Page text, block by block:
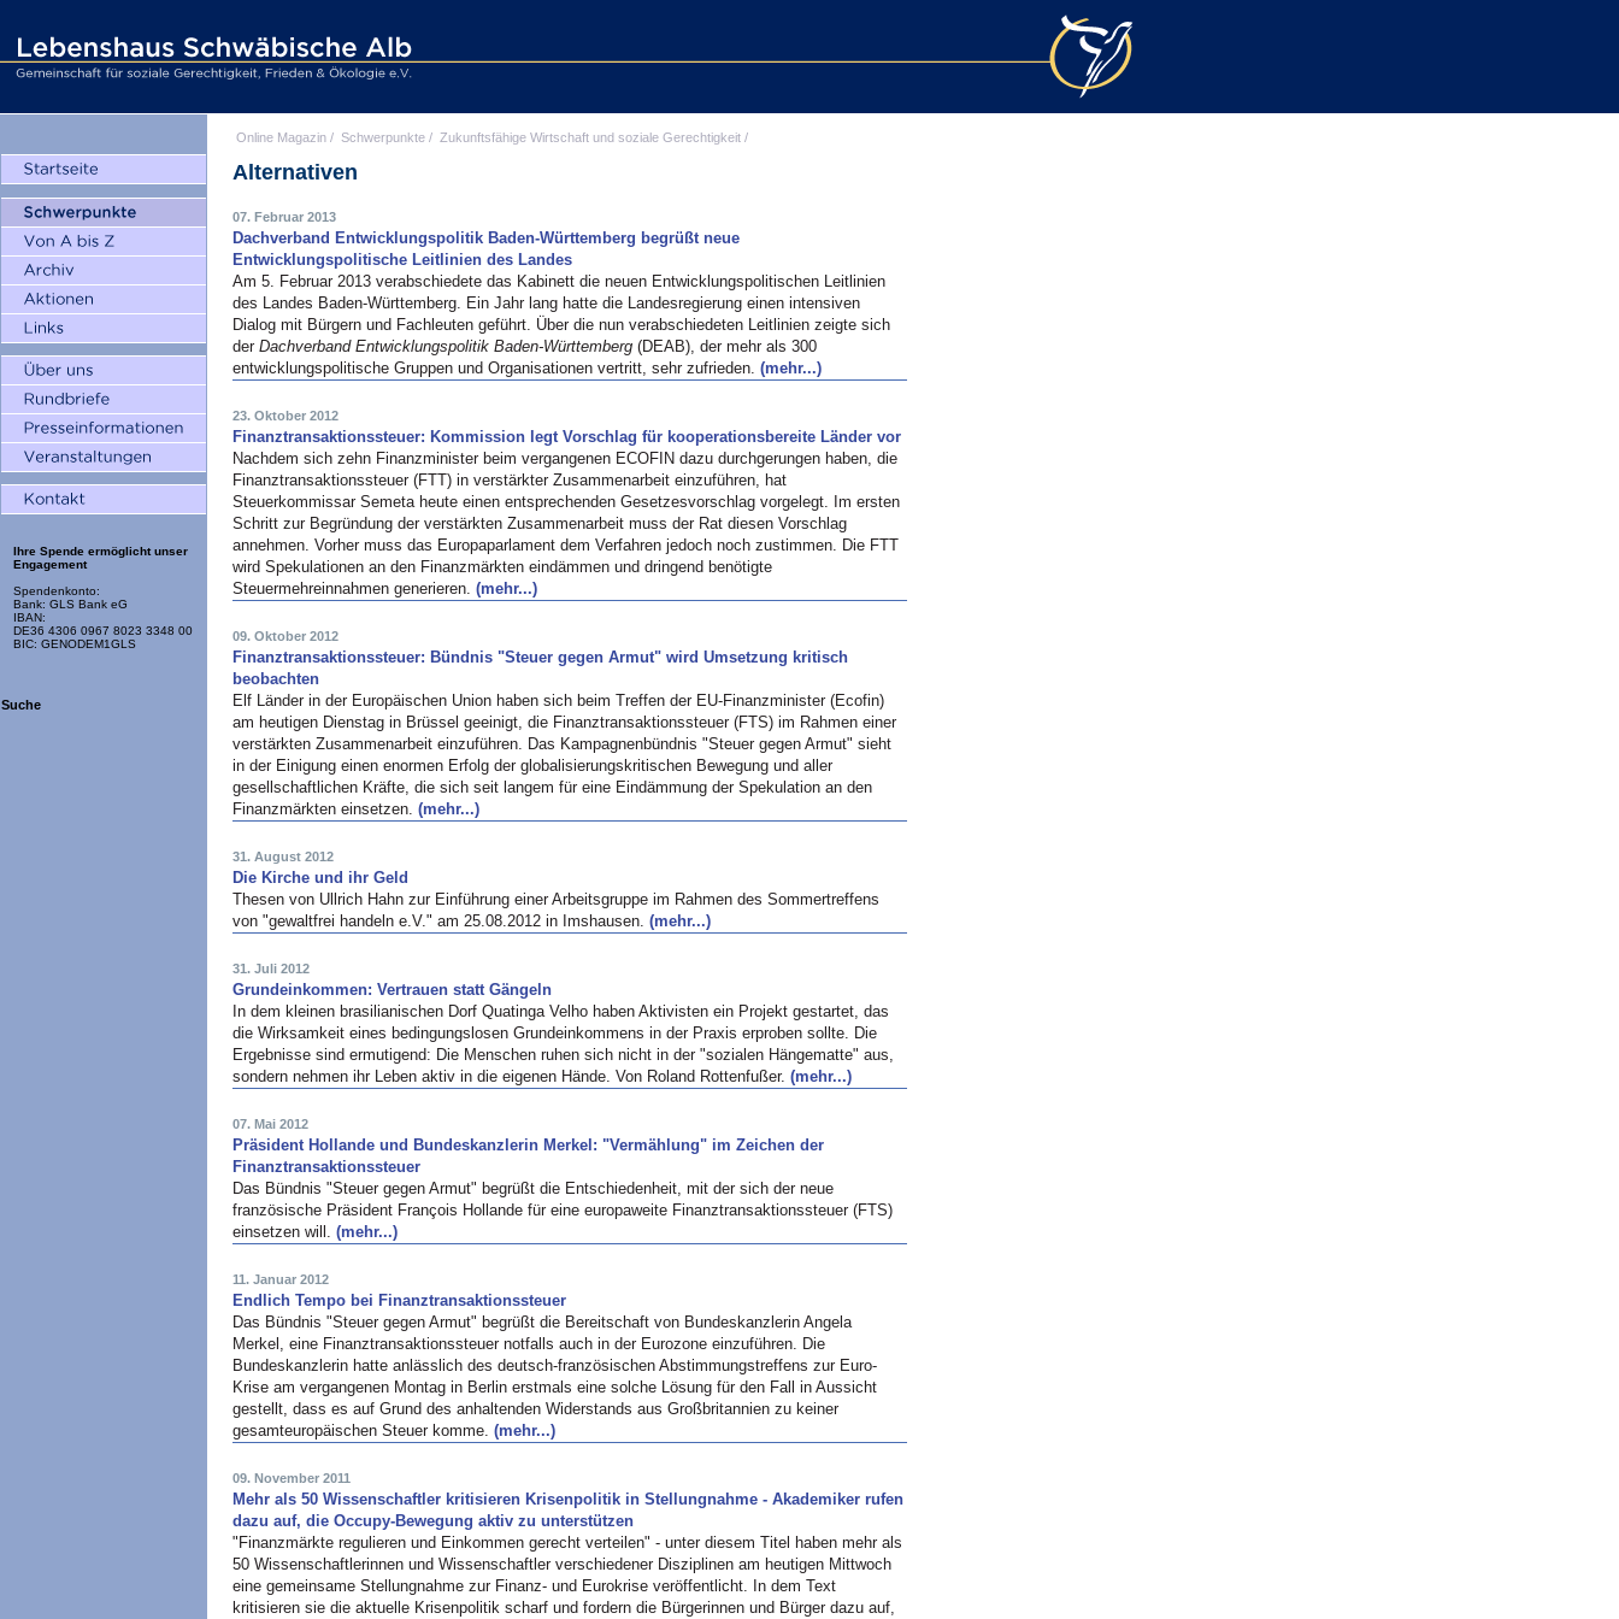
Ihre Spende ermöglicht unser
Engagement
Spendenkonto:
Bank: GLS Bank eG
IBAN:
DE36 4306 0967 8023 3348 00
BIC: GENODEM1GLS
Suche
Online Magazin / Schwerpunkte / Zukunftsfähige Wirtschaft und soziale Gerechtigkeit /
Alternativen
07. Februar 2013
Dachverband Entwicklungspolitik Baden-Württemberg begrüßt neue
Entwicklungspolitische Leitlinien des Landes
Am 5. Februar 2013 verabschiedete das Kabinett die neuen Entwicklungspolitischen Leitlinien
des Landes Baden-Württemberg. Ein Jahr lang hatte die Landesregierung einen intensiven
Dialog mit Bürgern und Fachleuten geführt. Über die nun verabschiedeten Leitlinien zeigte sich
der Dachverband Entwicklungspolitik Baden-Württemberg (DEAB), der mehr als 300
entwicklungspolitische Gruppen und Organisationen vertritt, sehr zufrieden. (mehr...)
23. Oktober 2012
Finanztransaktionssteuer: Kommission legt Vorschlag für kooperationsbereite Länder vor
Nachdem sich zehn Finanzminister beim vergangenen ECOFIN dazu durchgerungen haben, die
Finanztransaktionssteuer (FTT) in verstärkter Zusammenarbeit einzuführen, hat
Steuerkommissar Semeta heute einen entsprechenden Gesetzesvorschlag vorgelegt. Im ersten
Schritt zur Begründung der verstärkten Zusammenarbeit muss der Rat diesen Vorschlag
annehmen. Vorher muss das Europaparlament dem Verfahren jedoch noch zustimmen. Die FTT
wird Spekulationen an den Finanzmärkten eindämmen und dringend benötigte
Steuermehreinnahmen generieren. (mehr...)
09. Oktober 2012
Finanztransaktionssteuer: Bündnis "Steuer gegen Armut" wird Umsetzung kritisch
beobachten
Elf Länder in der Europäischen Union haben sich beim Treffen der EU-Finanzminister (Ecofin)
am heutigen Dienstag in Brüssel geeinigt, die Finanztransaktionssteuer (FTS) im Rahmen einer
verstärkten Zusammenarbeit einzuführen. Das Kampagnenbündnis "Steuer gegen Armut" sieht
in der Einigung einen enormen Erfolg der globalisierungskritischen Bewegung und aller
gesellschaftlichen Kräfte, die sich seit langem für eine Eindämmung der Spekulation an den
Finanzmärkten einsetzen. (mehr...)
31. August 2012
Die Kirche und ihr Geld
Thesen von Ullrich Hahn zur Einführung einer Arbeitsgruppe im Rahmen des Sommertreffens
von "gewaltfrei handeln e.V." am 25.08.2012 in Imshausen. (mehr...)
31. Juli 2012
Grundeinkommen: Vertrauen statt Gängeln
In dem kleinen brasilianischen Dorf Quatinga Velho haben Aktivisten ein Projekt gestartet, das
die Wirksamkeit eines bedingungslosen Grundeinkommens in der Praxis erproben sollte. Die
Ergebnisse sind ermutigend: Die Menschen ruhen sich nicht in der "sozialen Hängematte" aus,
sondern nehmen ihr Leben aktiv in die eigenen Hände. Von Roland Rottenfußer. (mehr...)
07. Mai 2012
Präsident Hollande und Bundeskanzlerin Merkel: "Vermählung" im Zeichen der
Finanztransaktionssteuer
Das Bündnis "Steuer gegen Armut" begrüßt die Entschiedenheit, mit der sich der neue
französische Präsident François Hollande für eine europaweite Finanztransaktionssteuer (FTS)
einsetzen will. (mehr...)
11. Januar 2012
Endlich Tempo bei Finanztransaktionssteuer
Das Bündnis "Steuer gegen Armut" begrüßt die Bereitschaft von Bundeskanzlerin Angela
Merkel, eine Finanztransaktionssteuer notfalls auch in der Eurozone einzuführen. Die
Bundeskanzlerin hatte anlässlich des deutsch-französischen Abstimmungstreffens zur Euro-
Krise am vergangenen Montag in Berlin erstmals eine solche Lösung für den Fall in Aussicht
gestellt, dass es auf Grund des anhaltenden Widerstands aus Großbritannien zu keiner
gesamteuropäischen Steuer komme. (mehr...)
09. November 2011
Mehr als 50 Wissenschaftler kritisieren Krisenpolitik in Stellungnahme - Akademiker rufen
dazu auf, die Occupy-Bewegung aktiv zu unterstützen
"Finanzmärkte regulieren und Einkommen gerecht verteilen" - unter diesem Titel haben mehr als
50 Wissenschaftlerinnen und Wissenschaftler verschiedener Disziplinen am heutigen Mittwoch
eine gemeinsame Stellungnahme zur Finanz- und Eurokrise veröffentlicht. In dem Text
kritisieren sie die aktuelle Krisenpolitik scharf und fordern die Bürgerinnen und Bürger dazu auf,